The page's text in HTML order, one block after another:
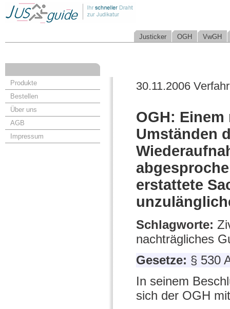
Justicker OGH VwGH
Produkte
Bestellen
Über uns
AGB
Impressum
30.11.2006
OGH:
Umständen
erstattete
Schlagworte:
nachträgliches
Gesetze: § 530
In seinem
sich der OGH